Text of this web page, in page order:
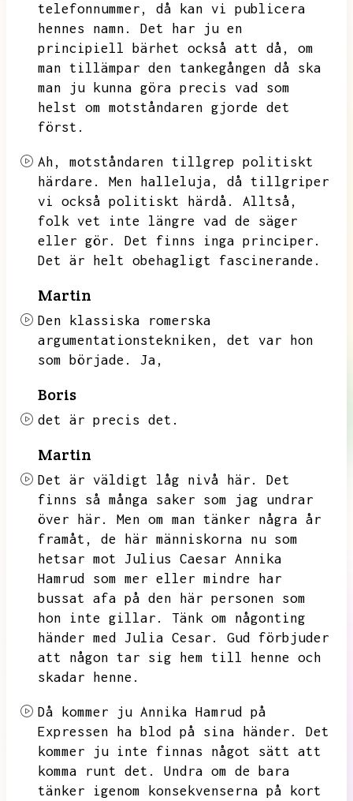
telefonnummer,
då kan vi publicera
hennes namn.
Det har ju en
principiell bärhet också att då,
om
man tillämpar den tankegången då ska
man ju kunna göra precis vad som
helst om motståndaren gjorde det
först.
Ah,
motståndaren tillgrep politiskt
härdare.
Men halleluja,
då tillgriper
vi också politiskt härdå.
Alltså,
folk vet inte längre vad de säger
eller gör.
Det finns inga principer.
Det är helt obehagligt fascinerande.
Martin
Den klassiska romerska
argumentationstekniken,
det var hon
som började.
Ja,
Boris
det är precis det.
Martin
Det är väldigt låg nivå här.
Det
finns så många saker som jag undrar
över här.
Men om man tänker några år
framåt,
de här människorna nu som
hetsar mot Julius Caesar Annika
Hamrud som mer eller mindre har
bussat afa på den här personen som
hon inte gillar.
Tänk om någonting
händer med Julia Cesar.
Gud förbjuder
att någon tar sig hem till henne och
skadar henne.
Då kommer ju Annika Hamrud på
Expressen ha blod på sina händer.
Det
kommer ju inte finnas något sätt att
komma runt det.
Undra om de bara
tänker igenom konsekvenserna på kort